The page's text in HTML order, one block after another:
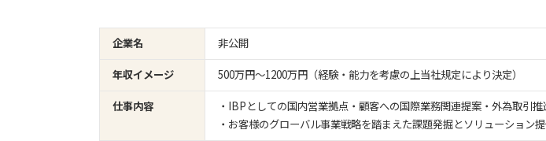
企業名
非公開
年収イメージ
500万円〜1200万円（経験・能力を考慮の上当社規定により決定）
仕事内容
・IBPとしての国内営業拠点・顧客への国際業務関連提案・外為取引推
・お客様のグローバル事業戦略を踏まえた課題発掘とソリューション